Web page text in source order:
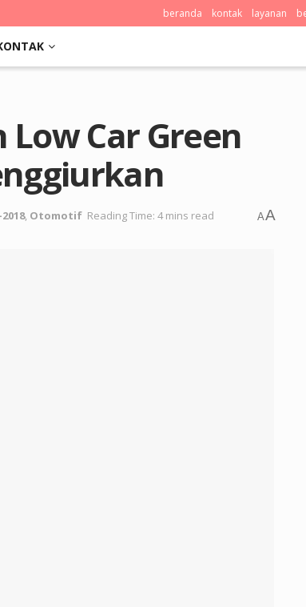
beranda kontak layanan
Low Car Green
, Otomotif Reading Time: 4 mins read AA